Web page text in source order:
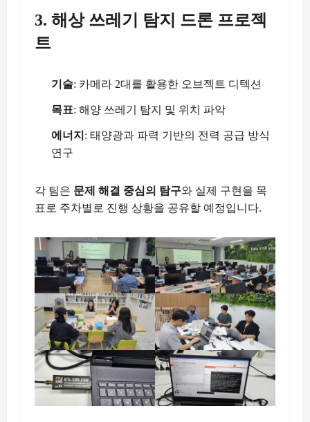
3. 해상 쓰레기 탐지 드론 프로젝
트
기술: 카메라 2대를 활용한 오브젝트 디텍션
목표: 해양 쓰레기 탐지 및 위치 파악
에너지 : 태양광과 파력 기반의 전력 공급 방식
연구
각 팀은 문제 해결 중심의 탐구와 실제 구현을 목
표로 주차별로 진행 상황을 공유할 예정입니다.